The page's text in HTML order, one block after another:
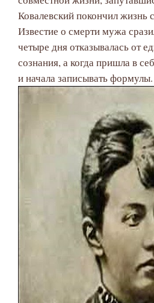
Ковалевский покончил жизнь
Известие о смерти мужа
четыре дня отказывалась от
сознания, а когда пришла в
и начала записывать формулы.